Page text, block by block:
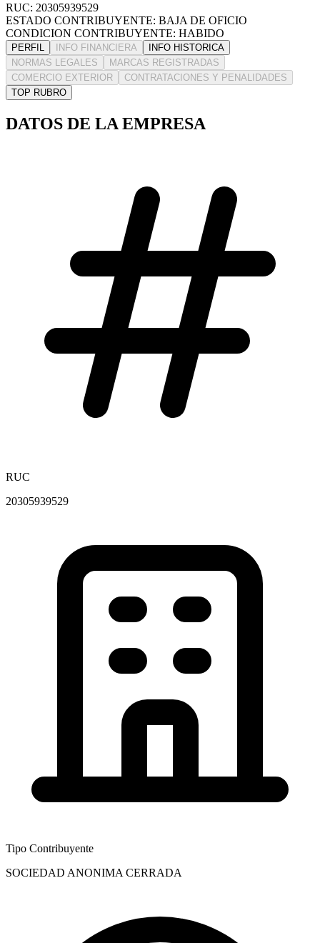
RUC: 20305939529
ESTADO CONTRIBUYENTE: BAJA DE OFICIO
CONDICION CONTRIBUYENTE: HABIDO
PERFIL INFO FINANCIERA
INFO HISTORICA
NORMAS LEGALES
MARCAS REGISTRADAS
COMERCIO EXTERIOR
CONTRATACIONES Y PENALIDADES
TOP RUBRO
DATOS DE LA EMPRESA
RUC
20305939529
Tipo Contribuyente
SOCIEDAD ANONIMA CERRADA